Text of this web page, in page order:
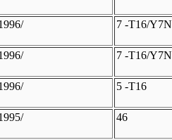
7 -T16/Y7N
7 -T16/Y7N
5 -T16
46